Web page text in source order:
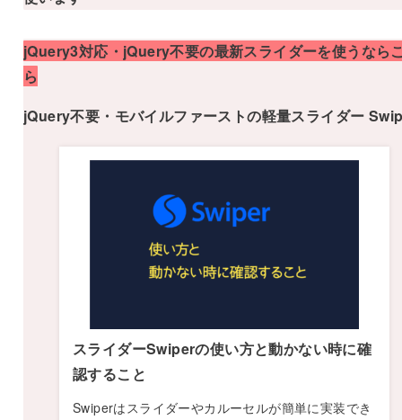
jQuery3対応・jQuery不要の最新スライダーを使うなら
ら
jQuery不要・モバイルファーストの軽量スライダー
スライダーSwiperの使い方と動かない時に確
認すること
Swiperはスライダーやカルーセルが簡単に実装でき